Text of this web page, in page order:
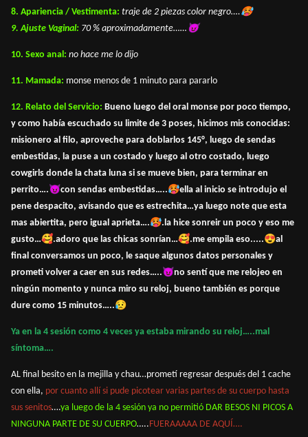
8. Apariencia / Vestimenta: traje de 2 piezas color negro….🥵
9. Ajuste Vaginal: 70 % aproximadamente…… 😈
10. Sexo anal: no hace me lo dijo
11. Mamada: monse menos de 1 minuto para pararlo
12. Relato del Servicio: Bueno luego del oral monse por poco tiempo,
y como había escuchado su limite de 3 poses, hicimos mis conocidas:
misionero al filo, aproveche para doblarlos 145°, luego de sendas
embestidas, la puse a un costado y luego al otro costado, luego
cowgirls donde la chata luna si se mueve bien, para terminar en
perrito….😈con sendas embestidas…..🥵ella al inicio se introdujo el
pene despacito, avisando que es estrechita…ya luego note que esta
mas abiertita, pero igual aprieta….🥵.la hice sonreir un poco y eso me
gusto…🥰.adoro que las chicas sonrían…🥰.me empila eso.....😍al
final conversamos un poco, le saque algunos datos personales y
prometi volver a caer en sus redes…..😈no sentí que me relojeo en
ningún momento y nunca miro su reloj, bueno también es porque
dure como 15 minutos…..😥
Ya en la 4 sesión como 4 veces ya estaba mirando su reloj…..mal
síntoma….
AL final besito en la mejilla y chau…prometí regresar después del 1 cache
con ella, por cuanto allí si pude picotear varias partes de su cuerpo hasta
sus senitos….ya luego de la 4 sesión ya no permitió DAR BESOS NI PICOS A
NINGUNA PARTE DE SU CUERPO…..FUERAAAAA DE AQUÍ….